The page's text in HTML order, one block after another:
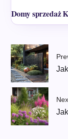
Domy sprzedaż